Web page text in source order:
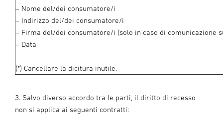
– Nome del/dei consumatore/i
– Indirizzo del/dei consumatore/i
– Firma del/dei consumatore/i (solo in caso di comunicazione
– Data
(*) Cancellare la dicitura inutile.
3. Salvo diverso accordo tra le parti, il diritto di recesso
non si applica ai seguenti contratti: